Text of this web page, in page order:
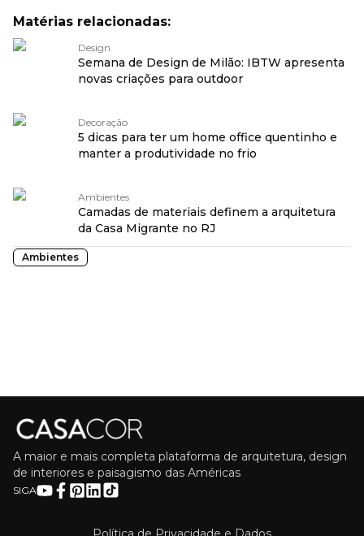
Matérias relacionadas:
Design
Semana de Design de Milão: IBTW apresenta
novas criações para outdoor
Decoração
5 dicas para ter um home office quentinho e
manter a produtividade no frio
Ambientes
Camadas de materiais definem a arquitetura
da Casa Migrante no RJ
Ambientes
A maior e mais completa plataforma de arquitetura, design
de interiores e paisagismo das Américas
SIGA